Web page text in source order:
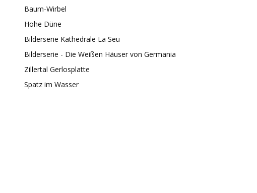
Baum-Wirbel
Hohe Düne
Bilderserie Kathedrale La Seu
Bilderserie - Die Weißen Häuser von Germania
Zillertal Gerlosplatte
Spatz im Wasser